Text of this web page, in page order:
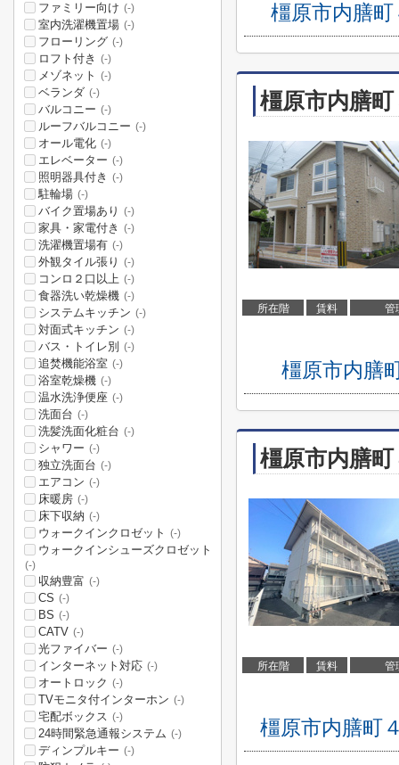
橿原市内膳
橿原市内膳
所在階 賃料 管
橿原市内膳
橿原市内膳
所在階 賃料 管
橿原市内膳町
ファミリー向け (-)
室内洗濯機置場 (-)
フローリング (-)
ロフト付き (-)
メゾネット (-)
ベランダ (-)
バルコニー (-)
ルーフバルコニー (-)
オール電化 (-)
エレベーター (-)
照明器具付き (-)
駐輪場 (-)
バイク置場あり (-)
家具・家電付き (-)
洗濯機置場有 (-)
外観タイル張り (-)
コンロ２口以上 (-)
食器洗い乾燥機 (-)
システムキッチン (-)
対面式キッチン (-)
バス・トイレ別 (-)
追焚機能浴室 (-)
浴室乾燥機 (-)
温水洗浄便座 (-)
洗面台 (-)
洗髪洗面化粧台 (-)
シャワー (-)
独立洗面台 (-)
エアコン (-)
床暖房 (-)
床下収納 (-)
ウォークインクロゼット (-)
ウォークインシューズクロゼット
(-)
収納豊富 (-)
CS (-)
BS (-)
CATV (-)
光ファイバー (-)
インターネット対応 (-)
オートロック (-)
TVモニタ付インターホン (-)
宅配ボックス (-)
24時間緊急通報システム (-)
ディンプルキー (-)